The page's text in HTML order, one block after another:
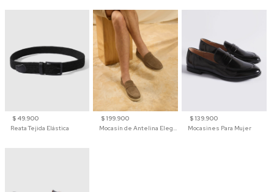
$ 49.900
Reata Tejida Elástica
$ 199.900
Mocasín de Antelina Elegante con Suela de Contraste Para Hombre
$ 139.900
Mocasines Para Mujer